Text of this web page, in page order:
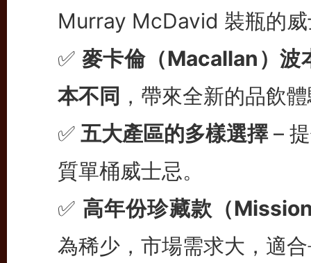
Murray McDavid 裝瓶的
✅ 麥卡倫（Macallan）波
本不同 ，帶來全新的品飲
✅ 五大產區的多樣選擇–
質單桶威士忌。
✅ 高年份珍藏款（
為稀少，市場需求大，適